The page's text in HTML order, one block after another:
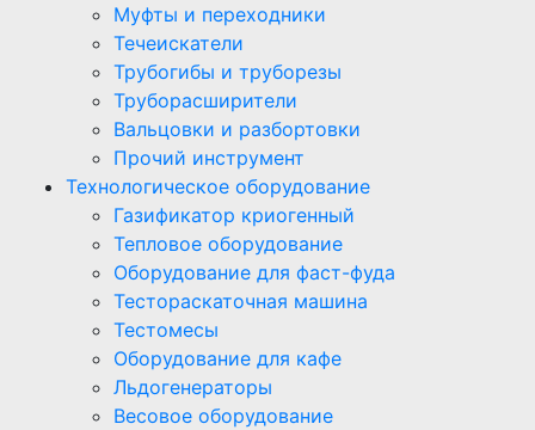
Муфты и переходники
Течеискатели
Трубогибы и труборезы
Труборасширители
Вальцовки и разбортовки
Прочий инструмент
Технологическое оборудование
Газификатор криогенный
Тепловое оборудование
Оборудование для фаст-фуда
Тестораскаточная машина
Тестомесы
Оборудование для кафе
Льдогенераторы
Весовое оборудование